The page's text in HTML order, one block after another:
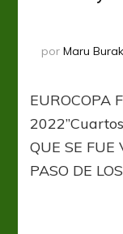
por Maru Burak
EUROCOPA
QUE SE FUE
PASO DE